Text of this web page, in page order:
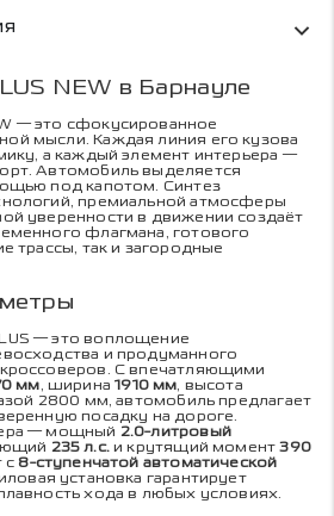
и информация о
NEW в Барнауле
— это сфокусированное
мысли. Каждая линия его кузова
а каждый элемент интерьера —
Автомобиль выделяется
под капотом. Синтез
премиальной атмосферы
уверенности в движении создаёт
флагмана, готового
трассы, так и загородные
— это воплощение
и продуманного
С впечатляющими
мм, ширина1910 мм, высота
2800 мм, автомобиль предлагает
посадку на дороге.
— мощный 2.0-литровый
235 л.с.и крутящий момент390
с 8-ступенчатой автоматической
установка гарантирует
хода в любых условиях.